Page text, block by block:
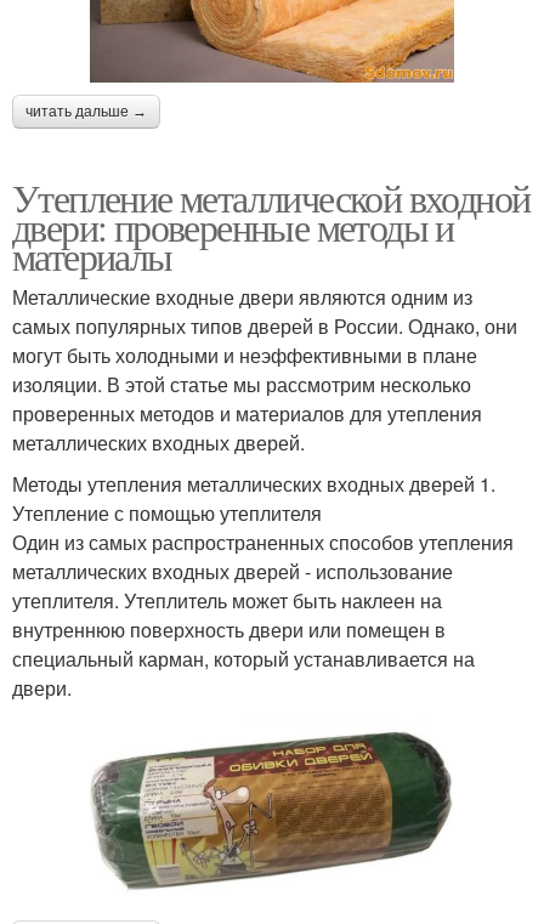
читать дальше →
Утепление металлической входной
двери: проверенные методы и
материалы
Металлические входные двери являются одним из
самых популярных типов дверей в России. Однако, они
могут быть холодными и неэффективными в плане
изоляции. В этой статье мы рассмотрим несколько
проверенных методов и материалов для утепления
металлических входных дверей.
Методы утепления металлических входных дверей 1.
Утепление с помощью утеплителя
Один из самых распространенных способов утепления
металлических входных дверей - использование
утеплителя. Утеплитель может быть наклеен на
внутреннюю поверхность двери или помещен в
специальный карман, который устанавливается на
двери.